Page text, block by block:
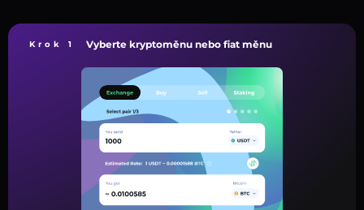
Krok 1 Vyberte kryptoměnu nebo fiat měnu